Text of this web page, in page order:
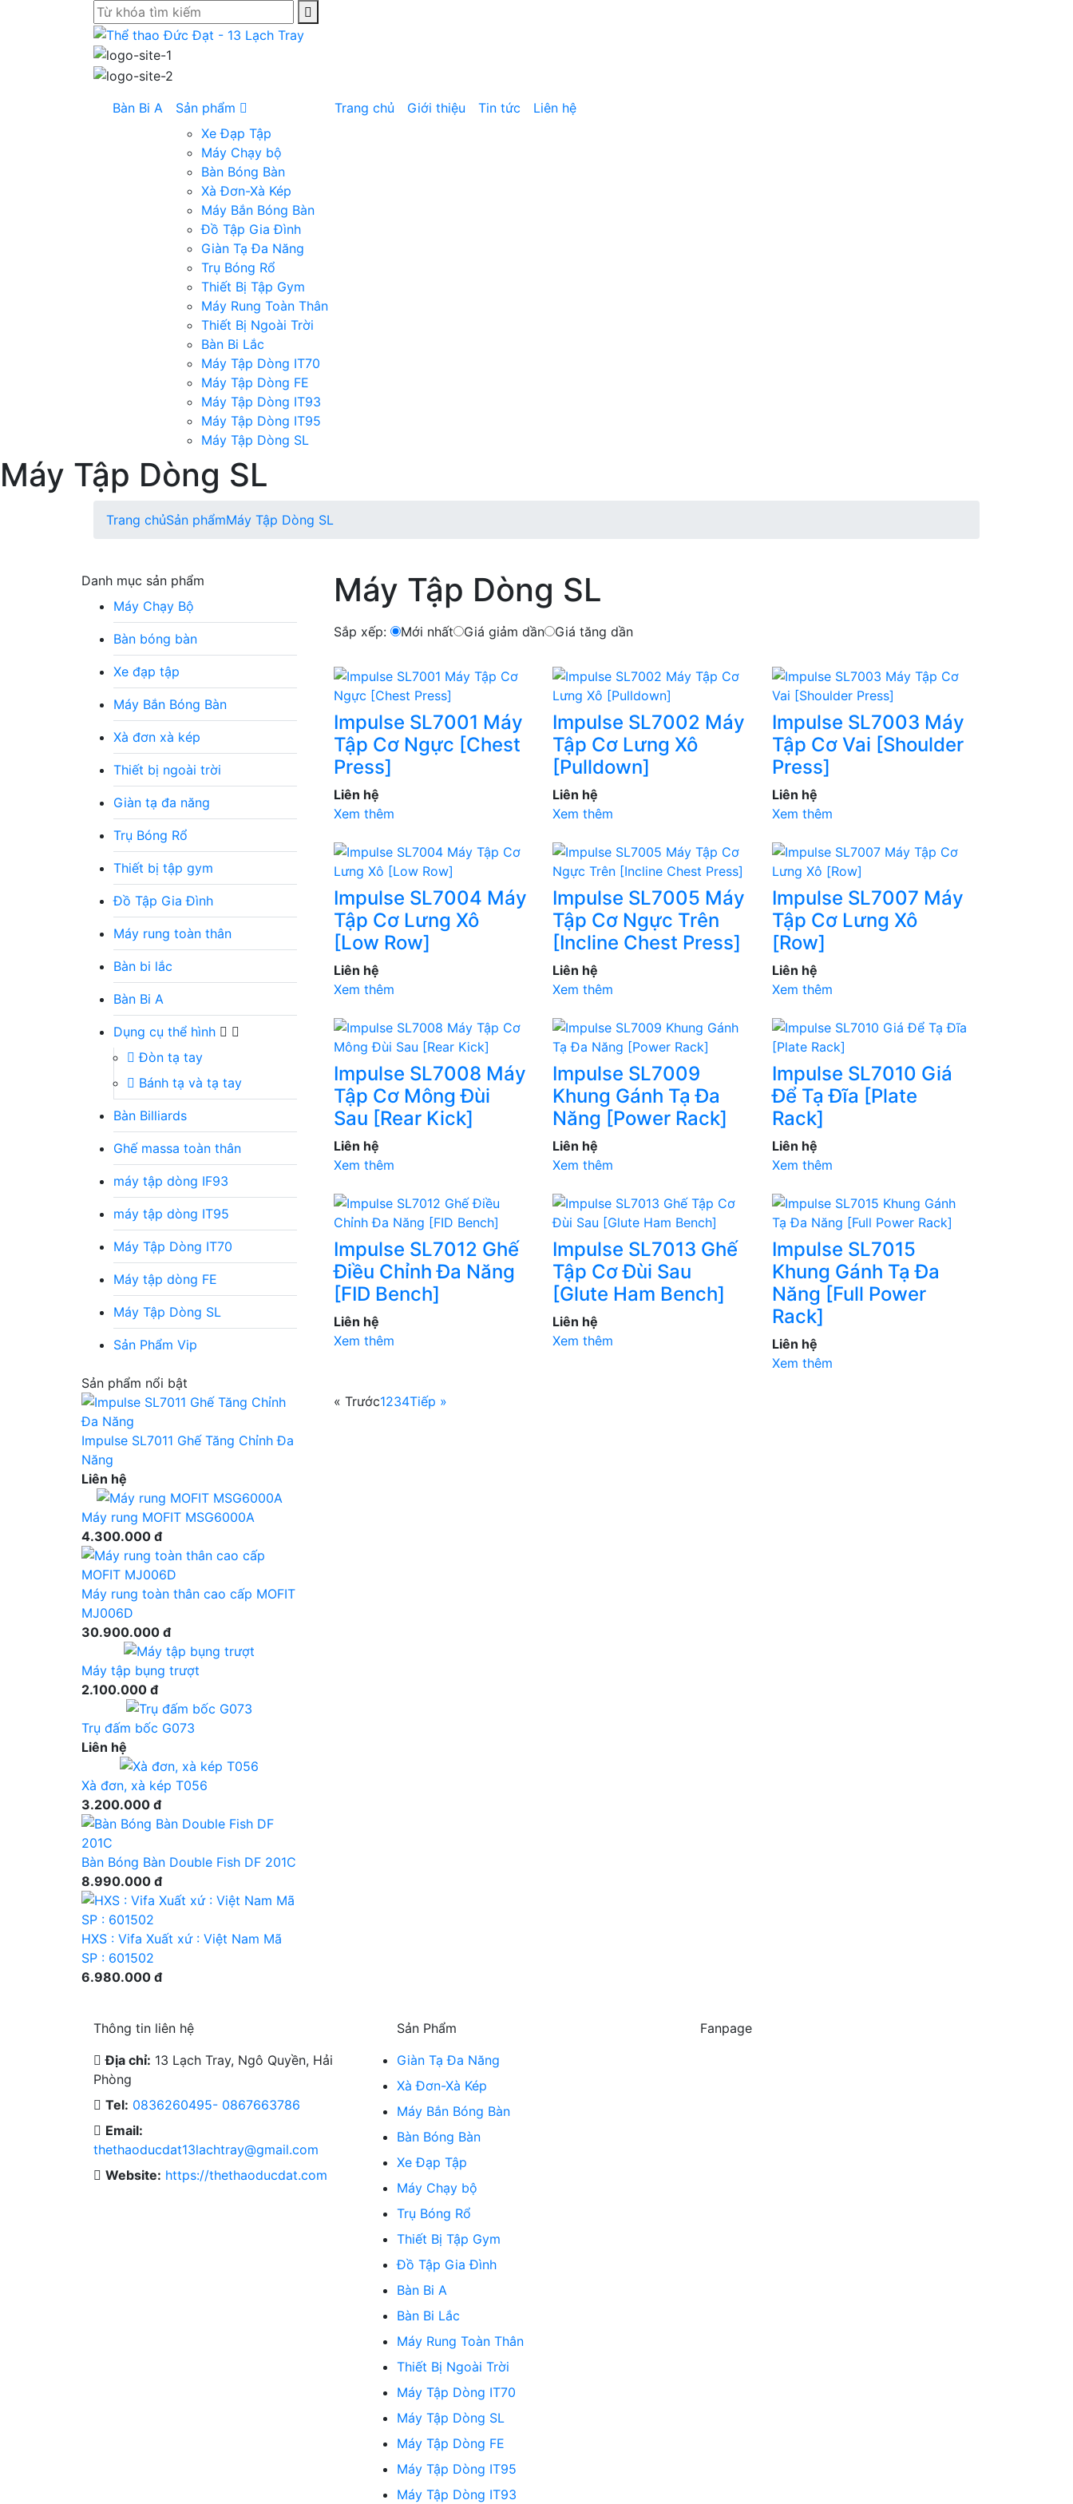
Bàn Bi A
Sản phẩm
Xe Đạp Tập
Máy Chạy bộ
Bàn Bóng Bàn
Xà Đơn-Xà Kép
Máy Bắn Bóng Bàn
Đồ Tập Gia Đình
Giàn Tạ Đa Năng
Trụ Bóng Rổ
Thiết Bị Tập Gym
Máy Rung Toàn Thân
Thiết Bị Ngoài Trời
Bàn Bi Lắc
Máy Tập Dòng IT70
Máy Tập Dòng FE
Máy Tập Dòng IT93
Máy Tập Dòng IT95
Máy Tập Dòng SL
Trang chủ Giới thiệu Tin tức Liên hệ
Máy Tập Dòng SL
Trang chủSản phẩmMáy Tập Dòng SL
Máy Tập Dòng SL
Sắp xếp: Mới nhất Giá giảm dần Giá tăng dần
Impulse SL7001 Máy
Tập Cơ Ngực [Chest
Press]
Liên hệ
Xem thêm
Impulse SL7002 Máy
Tập Cơ Lưng Xô
[Pulldown]
Liên hệ
Xem thêm
Impulse SL7003 Máy
Tập Cơ Vai [Shoulder
Press]
Liên hệ
Xem thêm
Impulse SL7004 Máy
Tập Cơ Lưng Xô
[Low Row]
Liên hệ
Xem thêm
Impulse SL7005 Máy
Tập Cơ Ngực Trên
[Incline Chest Press]
Liên hệ
Xem thêm
Impulse SL7007 Máy
Tập Cơ Lưng Xô
[Row]
Liên hệ
Xem thêm
Impulse SL7008 Máy
Tập Cơ Mông Đùi
Sau [Rear Kick]
Liên hệ
Xem thêm
Impulse SL7009
Khung Gánh Tạ Đa
Năng [Power Rack]
Liên hệ
Xem thêm
Impulse SL7010 Giá
Để Tạ Đĩa [Plate
Rack]
Liên hệ
Xem thêm
Impulse SL7012 Ghế
Điều Chỉnh Đa Năng
[FID Bench]
Liên hệ
Xem thêm
Impulse SL7013 Ghế
Tập Cơ Đùi Sau
[Glute Ham Bench]
Liên hệ
Xem thêm
Impulse SL7015
Khung Gánh Tạ Đa
Năng [Full Power
Rack]
Liên hệ
Xem thêm
« Trước1234Tiếp »
Danh mục sản phẩm
Máy Chạy Bộ
Bàn bóng bàn
Xe đạp tập
Máy Bắn Bóng Bàn
Xà đơn xà kép
Thiết bị ngoài trời
Giàn tạ đa năng
Trụ Bóng Rổ
Thiết bị tập gym
Đồ Tập Gia Đình
Máy rung toàn thân
Bàn bi lắc
Bàn Bi A
Dụng cụ thể hình
Đòn tạ tay
Bánh tạ và tạ tay
Bàn Billiards
Ghế massa toàn thân
máy tập dòng IF93
máy tập dòng IT95
Máy Tập Dòng IT70
Máy tập dòng FE
Máy Tập Dòng SL
Sản Phẩm Vip
Sản phẩm nổi bật
Impulse SL7011 Ghế Tăng Chỉnh Đa
Năng
Liên hệ
Máy rung MOFIT MSG6000A
4.300.000 đ
Máy rung toàn thân cao cấp MOFIT
MJ006D
30.900.000 đ
Máy tập bụng trượt
2.100.000 đ
Trụ đấm bốc G073
Liên hệ
Xà đơn, xà kép T056
3.200.000 đ
Bàn Bóng Bàn Double Fish DF 201C
8.990.000 đ
HXS : Vifa Xuất xứ : Việt Nam Mã
SP : 601502
6.980.000 đ
Thông tin liên hệ
Địa chỉ: 13 Lạch Tray, Ngô Quyền, Hải
Phòng
Tel: 0836260495- 0867663786
Email:
thethaoducdat13lachtray@gmail.com
Website: https://thethaoducdat.com
Sản Phẩm
Giàn Tạ Đa Năng
Xà Đơn-Xà Kép
Máy Bắn Bóng Bàn
Bàn Bóng Bàn
Xe Đạp Tập
Máy Chạy bộ
Trụ Bóng Rổ
Thiết Bị Tập Gym
Đồ Tập Gia Đình
Bàn Bi A
Bàn Bi Lắc
Máy Rung Toàn Thân
Thiết Bị Ngoài Trời
Máy Tập Dòng IT70
Máy Tập Dòng SL
Máy Tập Dòng FE
Máy Tập Dòng IT95
Máy Tập Dòng IT93
Fanpage